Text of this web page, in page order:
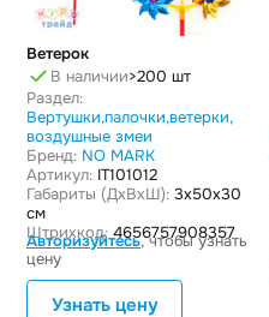
Ветерок
В наличии>200 шт
Раздел:
Вертушки,палочки,ветерки,
воздушные змеи
Бренд: NO MARK
Артикул: IT101012
Габариты (ДxВxШ): 3x50x30
см
Штрихкод: 4656757908357
Авторизуйтесь, чтобы узнать
цену
Узнать цену